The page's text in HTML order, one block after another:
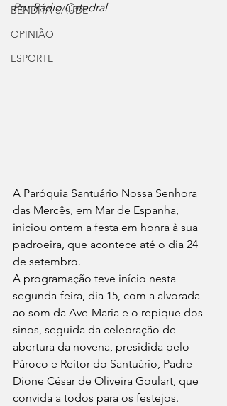
BENDITA SAÚDE
OPINIÃO
ESPORTE
Por Rádio Catedral
A Paróquia Santuário Nossa Senhora
das Mercês, em Mar de Espanha,
iniciou ontem a festa em honra à sua
padroeira, que acontece até o dia 24
de setembro.
A programação teve início nesta
segunda-feira, dia 15, com a alvorada
ao som da Ave-Maria e o repique dos
sinos, seguida da celebração de
abertura da novena, presidida pelo
Pároco e Reitor do Santuário, Padre
Dione César de Oliveira Goulart, que
convida a todos para os festejos.